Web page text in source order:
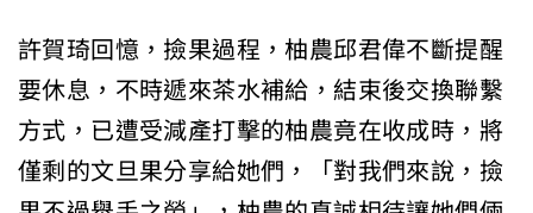
許賀琦回憶，撿果過程，柚農邱君偉不斷提醒
要休息，不時遞來茶水補給，結束後交換聯繫
方式，已遭受減產打擊的柚農竟在收成時，將
僅剩的文旦果分享給她們，「對我們來說，撿